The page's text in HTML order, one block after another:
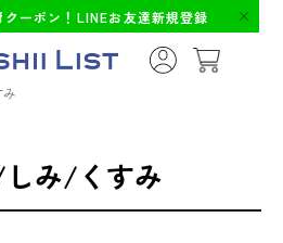
クーポン！LINEお友達新規登録
み/くすみ